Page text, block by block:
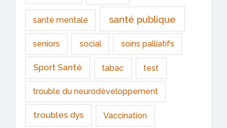
santé mentale santé publique
seniors social soins palliatifs
Sport Santé tabac test
trouble du neurodéveloppement
troubles dys Vaccination